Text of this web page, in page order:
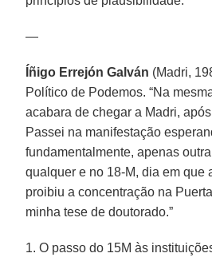
—
Íñigo Errejón Galván (Madri,
Político de Podemos. “Na
acabara de chegar a Madri,
Passei na manifestação
fundamentalmente, apenas
qualquer e no 18-M, dia em que
proibiu a concentração na
minha tese de doutorado.”
1. O passo do 15M às